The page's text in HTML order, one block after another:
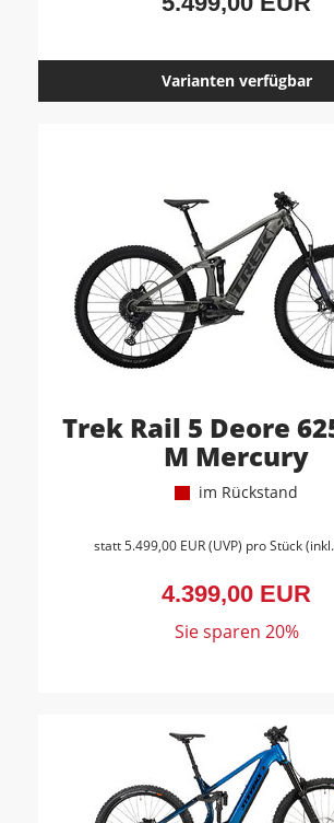
Varianten verfügbar
Trek Rail 5 Deore
M Mercury
im Rückstand
statt5.499,00 EUR(UVP) pro Stück
4.399,00 EUR
Sie sparen 20%